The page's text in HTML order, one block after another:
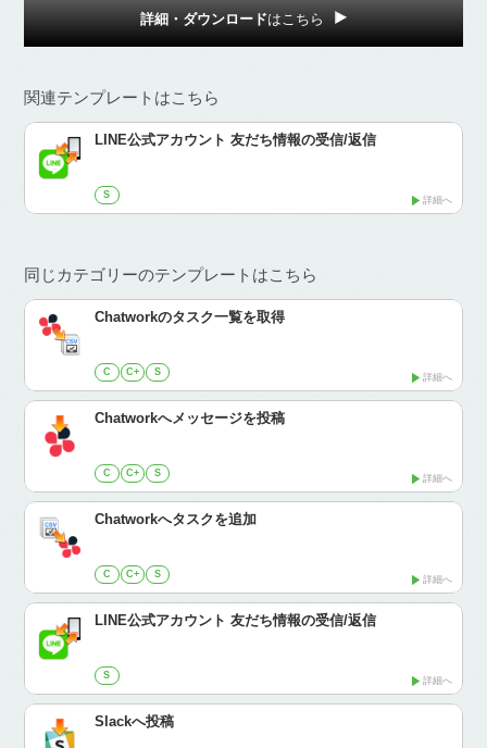
詳細・ダウンロードはこちら
関連テンプレートはこちら
LINE公式アカウント 友だち情報の受信/返信
S 詳細へ
同じカテゴリーのテンプレートはこちら
Chatworkのタスク一覧を取得
C C+ S 詳細へ
Chatworkへメッセージを投稿
C C+ S 詳細へ
Chatworkへタスクを追加
C C+ S 詳細へ
LINE公式アカウント 友だち情報の受信/返信
S 詳細へ
Slackへ投稿